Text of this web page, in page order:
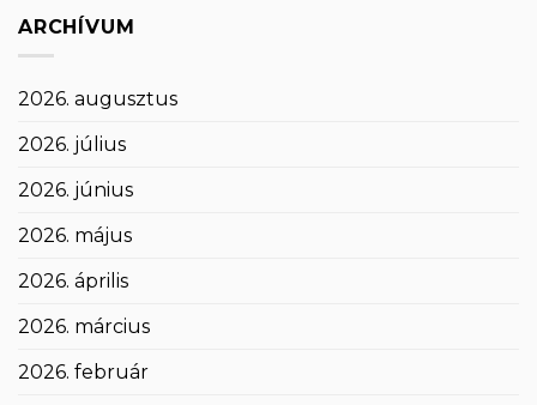
ARCHÍVUM
2026. augusztus
2026. július
2026. június
2026. május
2026. április
2026. március
2026. február